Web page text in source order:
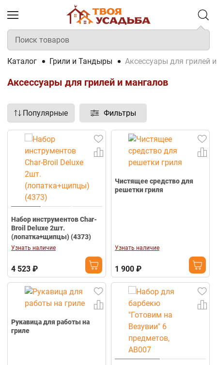
Каталог Грили и Тандыры Аксессуары для грилей
Аксессуары для грилей и мангалов
Популярные Фильтры
Набор инструментов Char-
Broil Deluxe 2шт.
(лопатка+щипцы) (4373)
Узнать наличие
4 523 ₽
Чистящее средство для
решетки гриля
Узнать наличие
1 900 ₽
Рукавица для работы на
гриле